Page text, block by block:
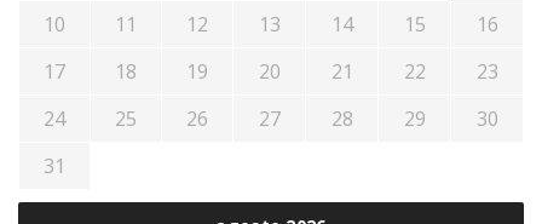
10
11 12 13 14 15
16
17
18 19 20 21 22
23
24
25 26 27 28 29
30
31